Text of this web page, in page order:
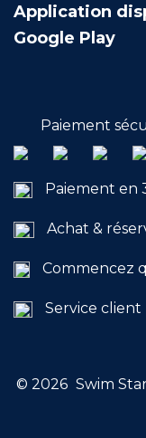
Application
Google Play
Paiement
Paiement en
Achat &
Commencez
Service client
© 2026 Swim